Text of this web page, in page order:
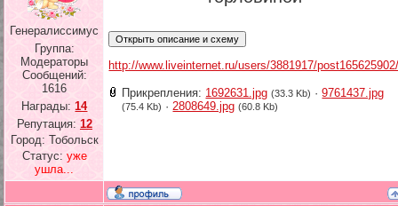
Генералиссимус
Группа:
Модераторы
Сообщений:
1616
Награды:14
Репутация: 12
Город: Тобольск
Статус: уже
ушла...
http://www.liveinternet.ru/users/3881917/
Прикрепления: 1692631.jpg (33.3 Kb) ·9761437.jpg
(75.4 Kb) · 2808649.jpg (60.8 Kb)